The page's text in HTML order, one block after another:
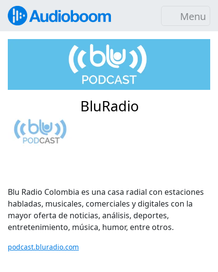
Menu
Blu Radio Colombia es una casa radial con estaciones
habladas, musicales, comerciales y digitales con la
mayor oferta de noticias, análisis, deportes,
entretenimiento, música, humor, entre otros.
podcast.bluradio.com
BluRadio